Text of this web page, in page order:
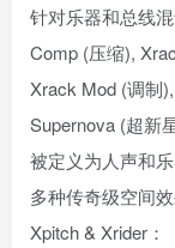
针对乐器和总线
Comp (压缩),
Xrack Mod (调制
Supernova (超新
被定义为人声和
多种传奇级空间效
Xpitch & Xrider：